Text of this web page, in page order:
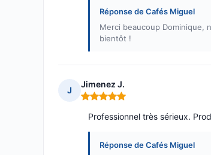
Réponse de Cafés Miguel
Merci beaucoup Dominique,
bientôt !
J
Jimenez J.
Note : 5 sur 5
Professionnel très sérieux.
Réponse de Cafés Miguel